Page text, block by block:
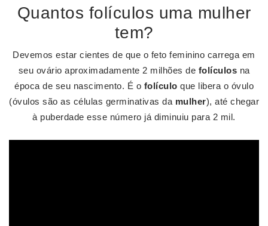
Quantos folículos uma mulher
tem?
Devemos estar cientes de que o feto feminino carrega em
seu ovário aproximadamente 2 milhões de folículos na
época de seu nascimento. É o folículo que libera o óvulo
(óvulos são as células germinativas da mulher), até chegar
à puberdade esse número já diminuiu para 2 mil.